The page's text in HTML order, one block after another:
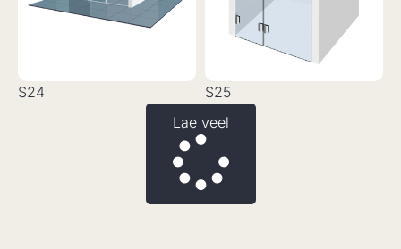
S24
S25
Lae veel